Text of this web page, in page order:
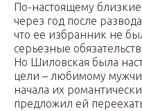
По-настоящему
через год после
что ее избранник не
серьезные
Но Шиловская была
цели – любимому
начала их
предложил ей